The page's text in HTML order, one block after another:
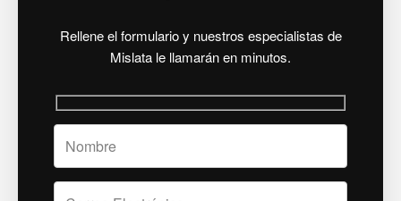
Rellene el formulario y nuestros especialistas de
Mislata le llamarán en minutos.